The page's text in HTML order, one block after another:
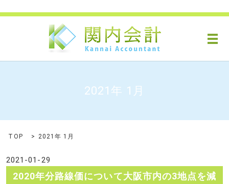
メ
2021年 1月
TOP 2021年 1月
2021-01-29
2020年分路線価について大阪市内の3地点を減